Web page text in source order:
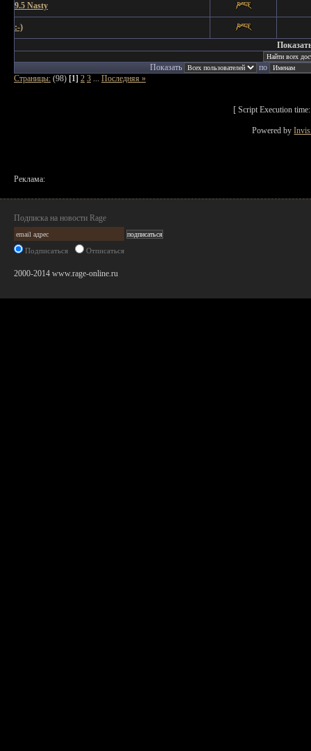
9.5 Nasty
:-)
Показать
по
Страницы: (98) [1] 2 3 ... Последняя »
[ Script Execution
Powered by
Реклама:
Подписка на новости Rage
Подписаться Отписаться
2000-2014 www.rage-online.ru